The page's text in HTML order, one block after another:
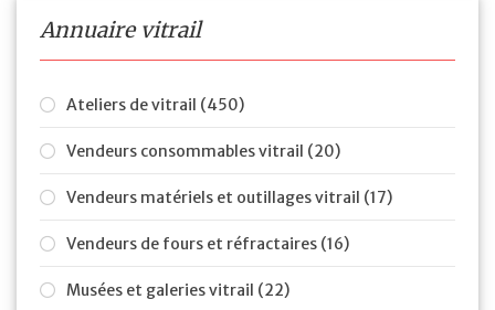
Annuaire vitrail
Ateliers de vitrail (450)
Vendeurs consommables vitrail (20)
Vendeurs matériels et outillages vitrail (17)
Vendeurs de fours et réfractaires (16)
Musées et galeries vitrail (22)